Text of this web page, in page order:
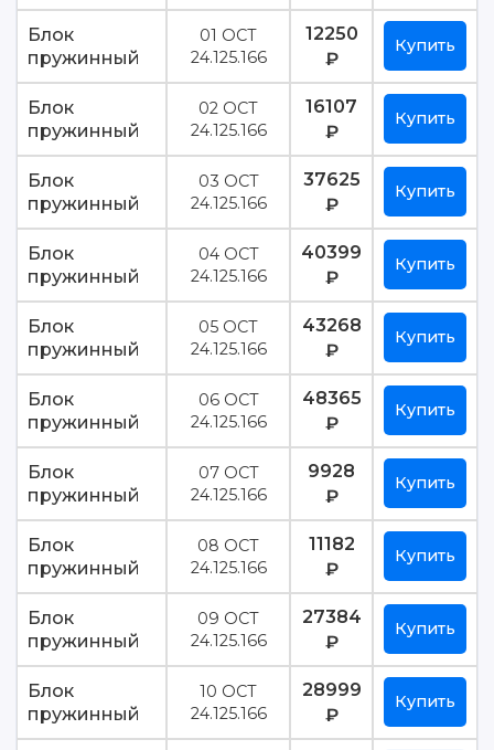
Блок
пружинный
01 ОСТ
24.125.166
12250
₽
Купить
Блок
пружинный
02 ОСТ
24.125.166
16107
₽
Купить
Блок
пружинный
03 ОСТ
24.125.166
37625
₽
Купить
Блок
пружинный
04 ОСТ
24.125.166
40399
₽
Купить
Блок
пружинный
05 ОСТ
24.125.166
43268
₽
Купить
Блок
пружинный
06 ОСТ
24.125.166
48365
₽
Купить
Блок
пружинный
07 ОСТ
24.125.166
9928
₽
Купить
Блок
пружинный
08 ОСТ
24.125.166
11182
₽
Купить
Блок
пружинный
09 ОСТ
24.125.166
27384
₽
Купить
Блок
пружинный
10 ОСТ
24.125.166
28999
₽
Купить